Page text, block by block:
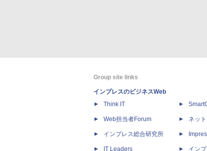
Group site links
インプレスのビジネスWeb
Think IT
Web担当者Forum
インプレス総合研究所
IT Leaders
ネッ
イン